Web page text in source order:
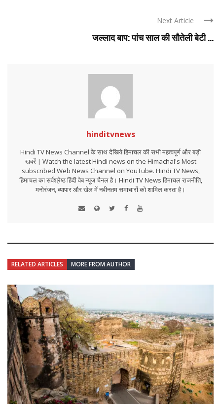
Next Article
जल्लाद बाप: पांच साल की सौतेली बेटी ...
hinditvnews
Hindi TV News Channel के साथ देखिये हिमाचल की सभी महत्वपूर्ण और बड़ी
खबरें | Watch the latest Hindi news on the Himachal's Most
subscribed Web News Channel on YouTube. Hindi TV News,
हिमाचल का सर्वश्रेष्ठ हिंदी वेब न्यूज चैनल है। Hindi TV News हिमाचल राजनीति,
मनोरंजन, व्यापार और खेल में नवीनतम समाचारों को शामिल करता है।
RELATED ARTICLES MORE FROM AUTHOR